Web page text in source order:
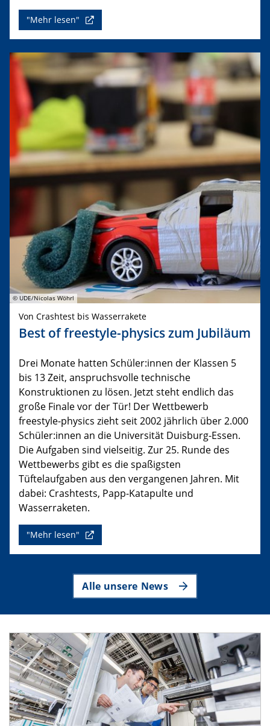
"Mehr lesen"
© UDE/Nicolas Wöhrl
Von Crashtest bis Wasserrakete
Best of freestyle-physics zum Jubiläum
Drei Monate hatten Schüler:innen der Klassen 5
bis 13 Zeit, anspruchsvolle technische
Konstruktionen zu lösen. Jetzt steht endlich das
große Finale vor der Tür! Der Wettbewerb
freestyle-physics zieht seit 2002 jährlich über 2.000
Schüler:innen an die Universität Duisburg-Essen.
Die Aufgaben sind vielseitig. Zur 25. Runde des
Wettbewerbs gibt es die spaßigsten
Tüftelaufgaben aus den vergangenen Jahren. Mit
dabei: Crashtests, Papp-Katapulte und
Wasserraketen.
"Mehr lesen"
Alle unsere News